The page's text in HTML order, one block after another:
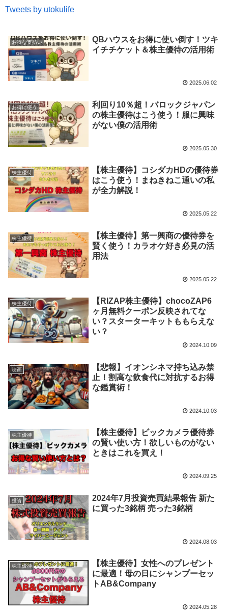
Tweets by utokulife
お得な支払い
QBハウスをお得に使い倒す！ツキ
イチチケット＆株主優待の活用術
2025.06.02
お得に使う
利回り10％超！バロックジャパン
の株主優待はこう使う！服に興味
がない僕の活用術
2025.05.30
株主優待
【株主優待】コシダカHDの優待券
はこう使う！まねきねこ通いの私
が全力解説！
2025.05.22
株主優待
【株主優待】第一興商の優待券を
賢く使う！カラオケ好き必見の活
用法
2025.05.22
株主優待
【RIZAP株主優待】chocoZAP6
ヶ月無料クーポン反映されてな
い？スターターキットももらえな
い？
2024.10.09
映画
【悲報】イオンシネマ持ち込み禁
止！割高な飲食代に対抗するお得
な鑑賞術！
2024.10.03
株主優待
【株主優待】ビックカメラ優待券
の賢い使い方！欲しいものがない
ときはこれを買え！
2024.09.25
投資
2024年7月投資売買結果報告 新た
に買った3銘柄 売った3銘柄
2024.08.03
株主優待
【株主優待】女性へのプレゼント
に最適！母の日にシャンプーセッ
トAB&Company
2024.05.28